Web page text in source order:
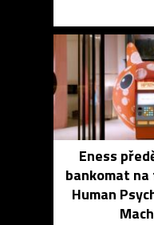
Eness
bankomat
Human